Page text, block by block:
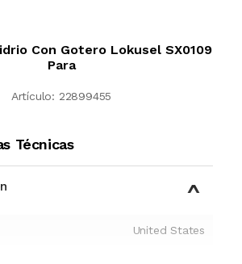
Con Gotero Lokusel SX0109
Para
Artículo: 22899455
Técnicas
United States